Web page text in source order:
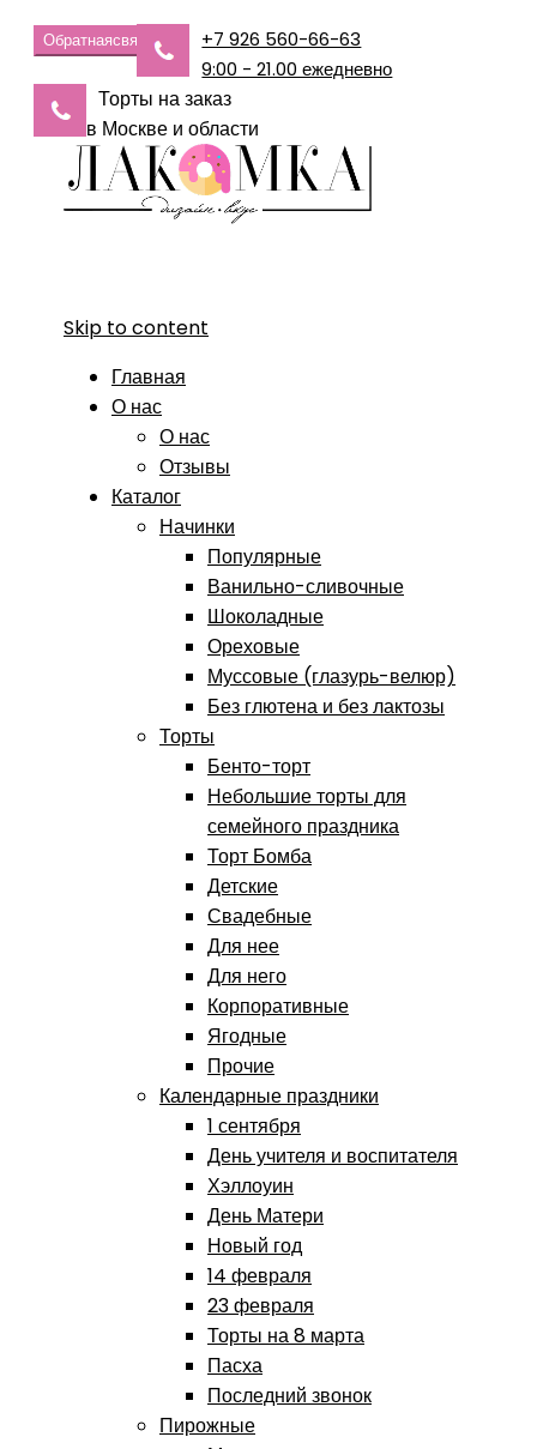
Обратнаясвязь
+7 926 560-66-63
9:00 - 21.00 ежедневно
Торты на заказ
в Москве и области
Skip to content
Главная
О нас
О нас
Отзывы
Каталог
Начинки
Популярные
Ванильно-сливочные
Шоколадные
Ореховые
Муссовые (глазурь-велюр)
Без глютена и без лактозы
Торты
Бенто-торт
Небольшие торты для
семейного праздника
Торт Бомба
Детские
Свадебные
Для нее
Для него
Корпоративные
Ягодные
Прочие
Календарные праздники
1 сентября
День учителя и воспитателя
Хэллоуин
День Матери
Новый год
14 февраля
23 февраля
Торты на 8 марта
Пасха
Последний звонок
Пирожные